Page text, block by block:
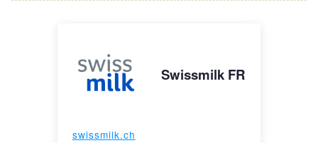
Swissmilk FR
swissmilk.ch